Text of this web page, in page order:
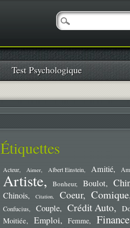
Test Psychologique
Étiquettes
Acteur Aimer Albert Einstein Amitié
Artiste Bonheur Boulot
Chinois Citation Coeur Comique
Confucius Couple Crédit Auto
Moitiée
Emploi Femme Finance